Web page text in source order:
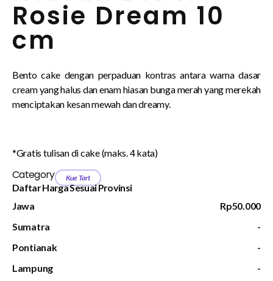
Rosie Dream 10
cm
Bento cake dengan perpaduan kontras antara warna dasar
cream yang halus dan enam hiasan bunga merah yang merekah
menciptakan kesan mewah dan dreamy.
*Gratis tulisan di cake (maks. 4 kata)
Category Kue Tart
Daftar Harga Sesuai Provinsi
Jawa
Rp50.000
Sumatra
-
Pontianak
-
Lampung
-